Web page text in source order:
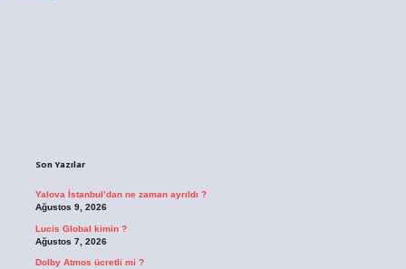
Son Yazılar
Yalova İstanbul’dan ne zaman ayrıldı ?
Ağustos 9, 2026
Lucis Global kimin ?
Ağustos 7, 2026
Dolby Atmos ücretli mi ?